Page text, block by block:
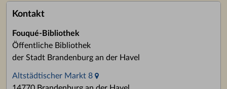
Kontakt
Fouqué-Bibliothek
Öffentliche Bibliothek
der Stadt Brandenburg an der Havel
Altstädtischer Markt 8